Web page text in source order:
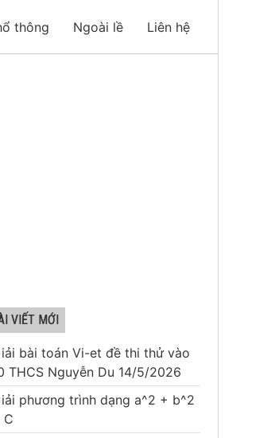
thông Ngoài lề Liên hệ
VIẾT MỚI
bài toán Vi-et đề thi thử vào
THCS Nguyễn Du 14/5/2026
phương trình dạng a^2 + b^2
C